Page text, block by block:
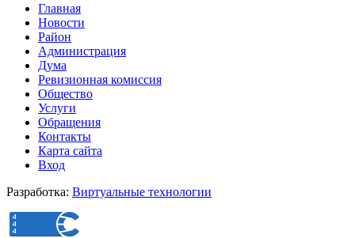
Главная
Новости
Район
Администрация
Дума
Ревизионная комиссия
Общество
Услуги
Обращения
Контакты
Карта сайта
Вход
Разработка: Виртуальные технологии